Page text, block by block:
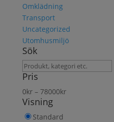
Omklädning
Transport
Uncategorized
Utomhusmiljö
Sök
Sök
produkt
Pris
0kr– 78000kr
Visning
Standard